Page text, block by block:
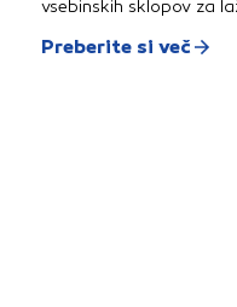
vsebinskih sklopov za
Preberite si več